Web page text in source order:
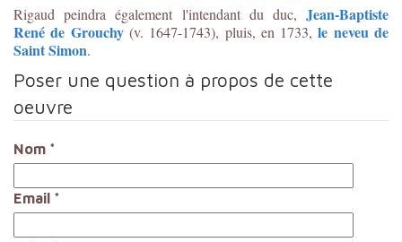
Rigaud peindra également l'intendant du duc, Jean-Baptiste
René de Grouchy(v. 1647-1743), pluis, en 1733,le neveu de
Saint Simon.
Poser une question à propos de cette
oeuvre
Nom *
Email *